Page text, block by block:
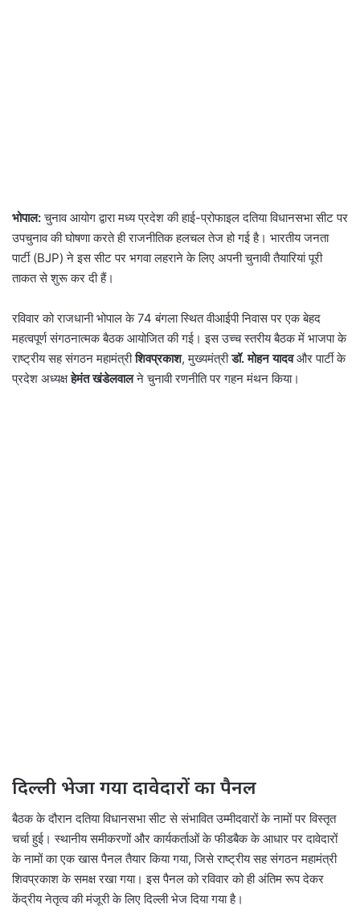
भोपाल:चुनाव आयोग द्वारा मध्य प्रदेश की हाई-प्रोफाइल दतिया विधानसभा सीट पर
उपचुनाव की घोषणा करते ही राजनीतिक हलचल तेज हो गई है। भारतीय जनता
पार्टी (BJP) ने इस सीट पर भगवा लहराने के लिए अपनी चुनावी तैयारियां पूरी
ताकत से शुरू कर दी हैं।
रविवार को राजधानी भोपाल के 74 बंगला स्थित वीआईपी निवास पर एक बेहद
महत्वपूर्ण संगठनात्मक बैठक आयोजित की गई। इस उच्च स्तरीय बैठक में भाजपा के
राष्ट्रीय सह संगठन महामंत्रीशिवप्रकाश, मुख्यमंत्रीडॉ. मोहन यादवऔर पार्टी के
प्रदेश अध्यक्षहेमंत खंडेलवालने चुनावी रणनीति पर गहन मंथन किया।
दिल्ली भेजा गया दावेदारों का पैनल
बैठक के दौरान दतिया विधानसभा सीट से संभावित उम्मीदवारों के नामों पर विस्तृत
चर्चा हुई। स्थानीय समीकरणों और कार्यकर्ताओं के फीडबैक के आधार पर दावेदारों
के नामों का एक खास पैनल तैयार किया गया, जिसे राष्ट्रीय सह संगठन महामंत्री
शिवप्रकाश के समक्ष रखा गया। इस पैनल को रविवार को ही अंतिम रूप देकर
केंद्रीय नेतृत्व की मंजूरी के लिए दिल्ली भेज दिया गया है।